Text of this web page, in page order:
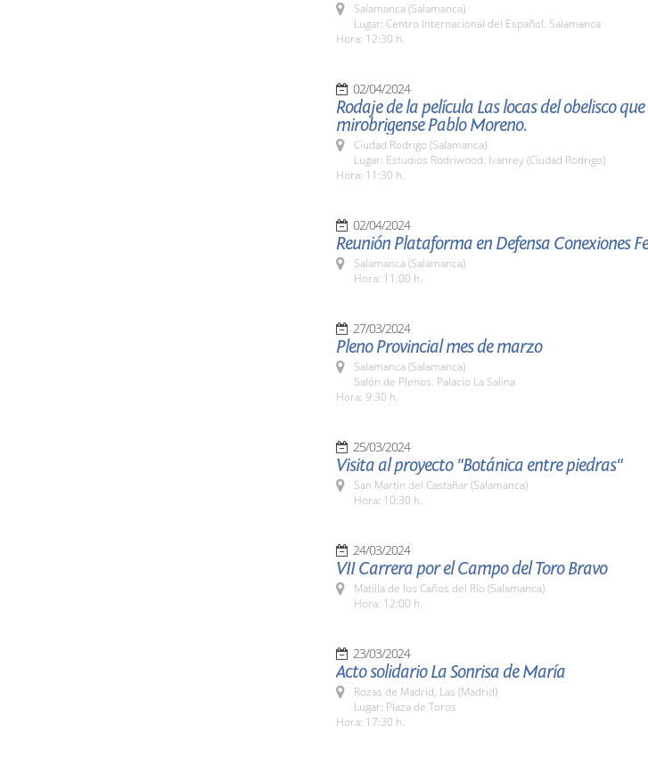
Salamanca (Salamanca)
Lugar: Centro Internacional del Español. Salamanca
Hora: 12:30 h.
02/04/2024
Rodaje de la película Las locas del obelisco
mirobrigense Pablo Moreno.
Ciudad Rodrigo (Salamanca)
Lugar: Estudios Rodriwood. Ivanrey (Ciudad Rodrigo)
Hora: 11:30 h.
02/04/2024
Reunión Plataforma en Defensa Conexiones
Salamanca (Salamanca)
Hora: 11:00 h.
27/03/2024
Pleno Provincial mes de marzo
Salamanca (Salamanca)
Salón de Plenos. Palacio La Salina
Hora: 9:30 h.
25/03/2024
Visita al proyecto "Botánica entre piedras"
San Martín del Castañar (Salamanca)
Hora: 10:30 h.
24/03/2024
VII Carrera por el Campo del Toro Bravo
Matilla de los Caños del Río (Salamanca)
Hora: 12:00 h.
23/03/2024
Acto solidario La Sonrisa de María
Rozas de Madrid, Las (Madrid)
Lugar: Plaza de Toros
Hora: 17:30 h.